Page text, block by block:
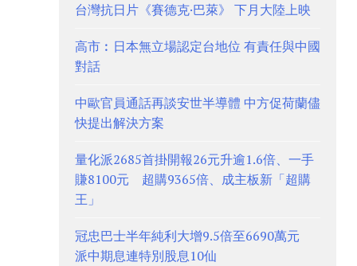
台灣抗日片《賽德克·巴萊》 下月大陸上映
高市︰日本無立場認定台地位 有責任與中國
對話
中歐官員通話再談安世半導體 中方促荷蘭儘
快提出解決方案
量化派2685首掛開報26元升逾1.6倍、一手
賺8100元 超購9365倍、成主板新「超購
王」
冠忠巴士半年純利大增9.5倍至6690萬元
派中期息連特別股息10仙